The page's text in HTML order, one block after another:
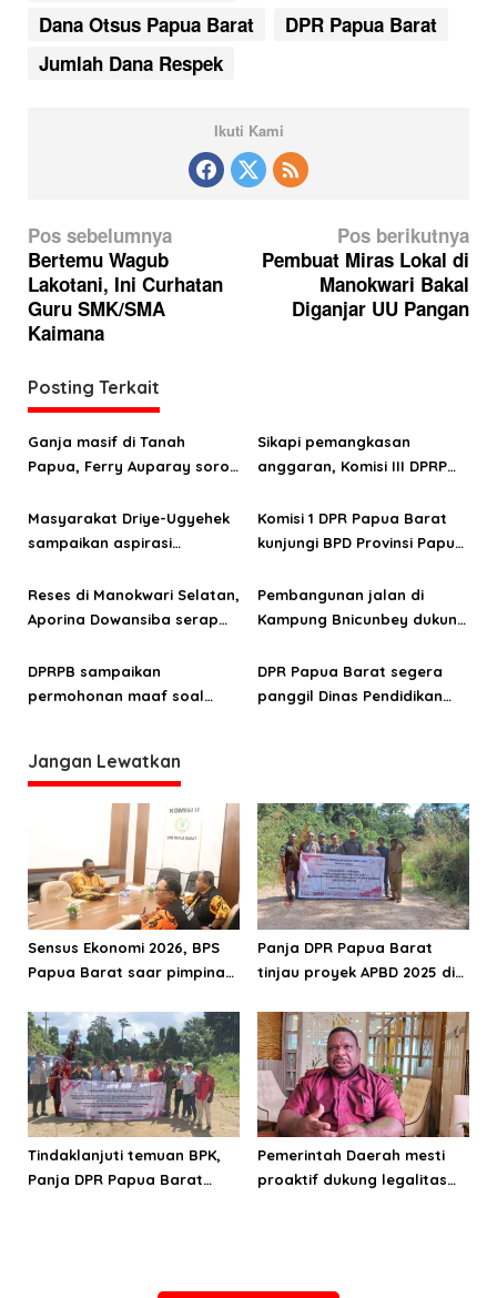
Dana Otsus Papua Barat
DPR Papua Barat
Jumlah Dana Respek
Ikuti Kami
N
a
v
i
a
s
i
o
s
Pos sebelumnya
Bertemu Wagub
Lakotani, Ini Curhatan
Guru SMK/SMA
Kaimana
Pos berikutnya
Pembuat Miras Lokal di
Manokwari Bakal
Diganjar UU Pangan
Posting Terkait
Ganja masif di Tanah
Papua, Ferry Auparay soroti
lemahnya intervensi
ekonomi
Sikapi pemangkasan
anggaran, Komisi III DPRP
serahkan RKA 2026
Masyarakat Driye-Ugyehek
sampaikan aspirasi
DPRP Papua Barat Aporina
Dowansiba
Komisi 1 DPR Papua Barat
kunjungi BPD Provinsi Papua
Reses di Manokwari Selatan,
Aporina Dowansiba serap
distrik
Pembangunan jalan di
Kampung Bnicunbey dukung
Pegunungan Arfak
DPRPB sampaikan
permohonan maaf soal
Papua Barat
DPR Papua Barat segera
panggil Dinas Pendidikan
Jangan Lewatkan
Sensus Ekonomi 2026, BPS
Papua Barat saar pimpinan
Panja DPR Papua Barat
tinjau proyek APBD 2025 di
Bintuni
Tindaklanjuti temuan BPK,
Panja DPR Papua Barat
Pemerintah Daerah mesti
proaktif dukung legalitas